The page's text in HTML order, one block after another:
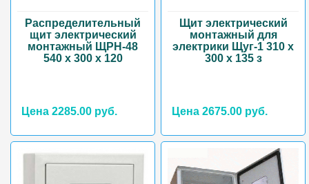
Распределительный
щит электрический
монтажный ЩРН-48
540 х 300 х 120
Цена 2285.00 руб.
Щит электрический
монтажный для
электрики Щуг-1 310 х
300 х 135 з
Цена 2675.00 руб.